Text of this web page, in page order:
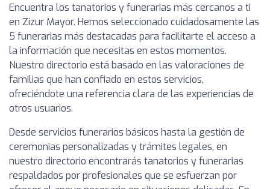
Encuentra los tanatorios y funerarias más cercanos a ti
en Zizur Mayor. Hemos seleccionado cuidadosamente las
5 funerarias más destacadas para facilitarte el acceso a
la información que necesitas en estos momentos.
Nuestro directorio está basado en las valoraciones de
familias que han confiado en estos servicios,
ofreciéndote una referencia clara de las experiencias de
otros usuarios.
Desde servicios funerarios básicos hasta la gestión de
ceremonias personalizadas y trámites legales, en
nuestro directorio encontrarás tanatorios y funerarias
respaldados por profesionales que se esfuerzan por